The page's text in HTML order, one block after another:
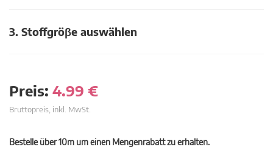
3. Stoffgröβe auswählen
Preis: 4.99 €
Bruttopreis, inkl. MwSt.
Bestelle über 10m um einen Mengenrabatt zu erhalten.